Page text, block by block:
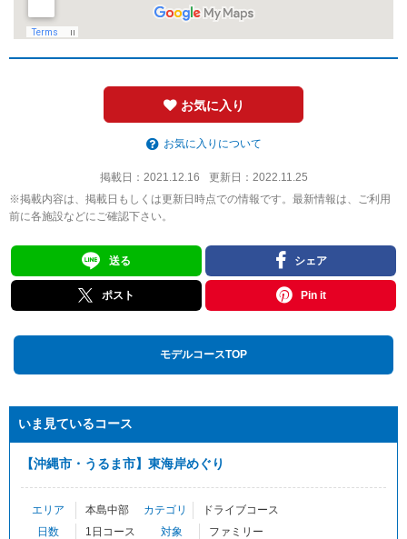
お気に入り
お気に入りについて
掲載日： 2021.12.16 更新日： 2022.11.25
※掲載内容は、掲載日もしくは更新日時点での情報です。最新情報は、ご利用
前に各施設などにご確認下さい。
送る シェア
ポスト Pin it
モデルコースTOP
いま見ているコース
【沖縄市・うるま市】東海岸めぐり
エリア 本島中部 カテゴリ
ドライブコース
日数
1日コース 対象 ファミリー